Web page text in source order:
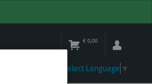
€ 0,00
Select Language ▼